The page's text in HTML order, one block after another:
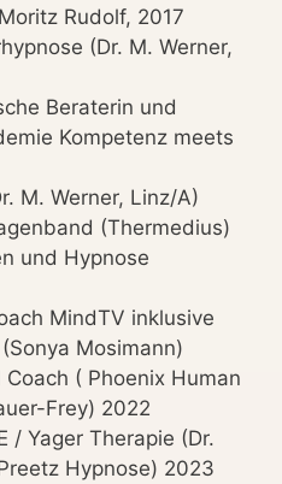
Rudolf, 2017
(Dr. M. Werner,
Beraterin und
Kompetenz meets
M. Werner, Linz/A)
(Thermedius)
und Hypnose
MindTV inklusive
(Sonya Mosimann)
Coach ( Phoenix Human
Frey) 2022
/ Yager Therapie (Dr.
Hypnose) 2023